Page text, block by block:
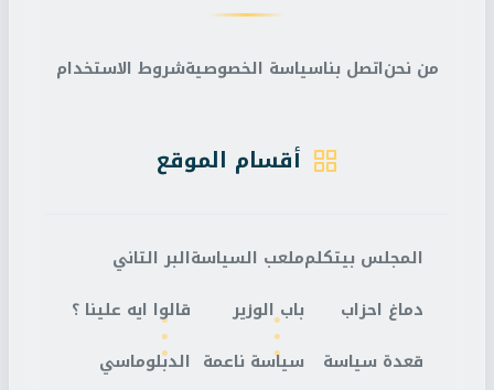
من نحناتصل بناسياسة الخصوصيةشروط الاستخدام
أقسام الموقع
المجلس بيتكلم
دماغ احزاب
قعدة سياسة
ملعب السياسة
باب الوزير
سياسة ناعمة
البر التاني
قالوا ايه علينا ؟
الدبلوماسي